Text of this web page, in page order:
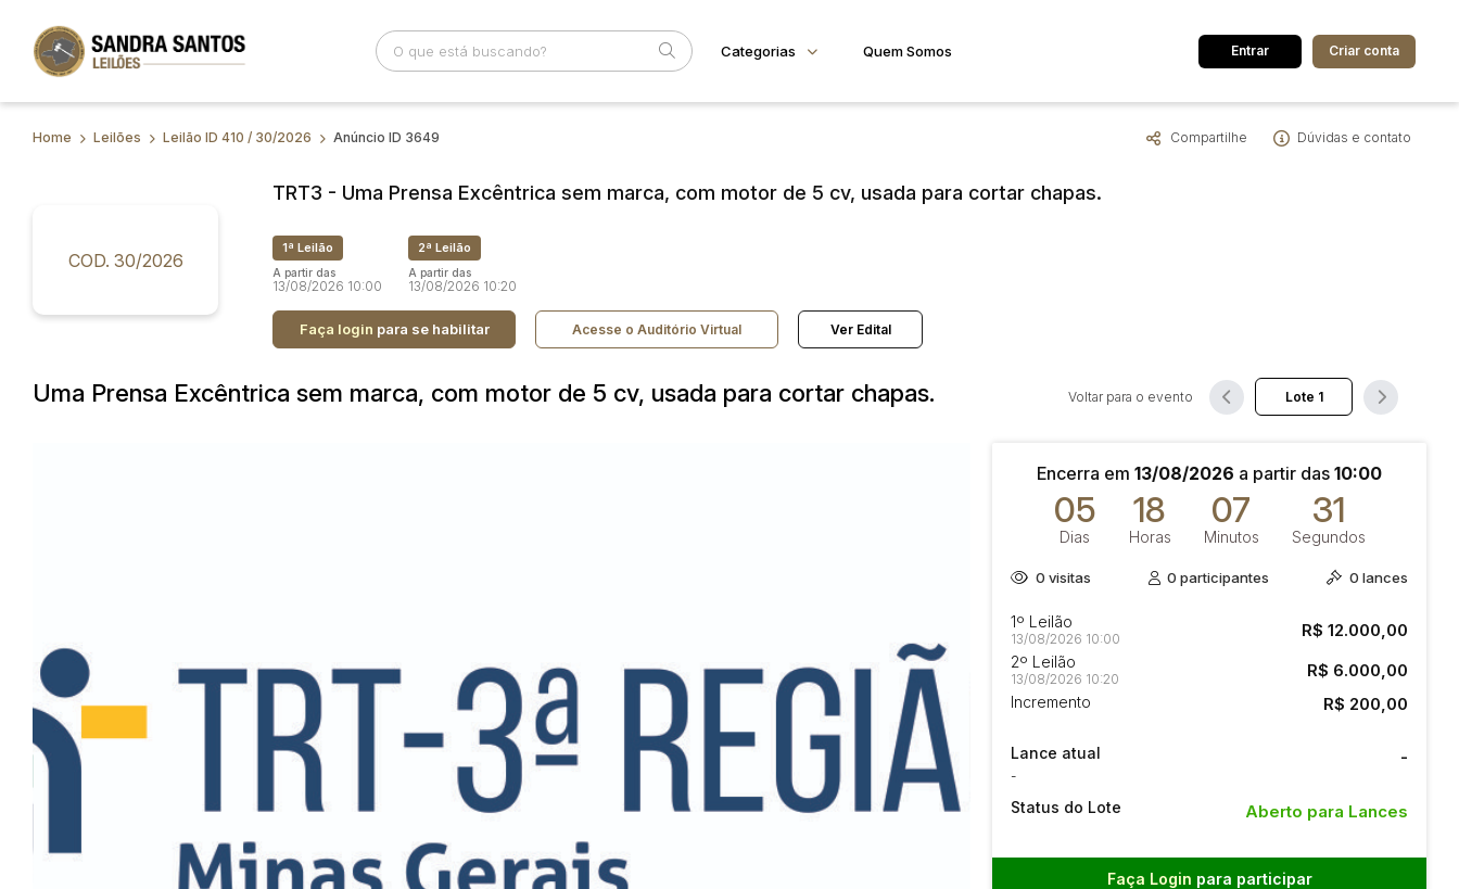
Busca por palavra-chave Categoria Cidade
Categorias
Imóveis
Terreno
Quem Somos
Fale Conosco
Entrar Criar conta
Home Leilões Leilão ID 410 / 30/2026 Anúncio ID 3649 Compartilhe Dúvidas e contato
COD. 30/2026
TRT3 - Uma Prensa Excêntrica sem marca, com motor de 5 cv, usada para cortar chapas.
1ª Leilão
A partir das
13/08/2026 10:00
2ª Leilão
A partir das
13/08/2026 10:20
Faça login para se habilitar Acesse o Auditório Virtual Ver Edital
Uma Prensa Excêntrica sem marca, com motor de 5 cv, usada para cortar chapas. Voltar para o evento
Encerra em 13/08/2026 a partir das 10:00
05
Dias
18
Horas
07
Minutos
30
Segundos
0 visitas 0participantes 0 lances
1º Leilão
13/08/2026 10:00 R$ 12.000,00
2º Leilão
13/08/2026 10:20 R$ 6.000,00
Incremento R$ 200,00
Lance atual
-
-
Status do Lote Aberto para Lances
Faça Login para participar
Habilite-se para efetuar lances ou propostas